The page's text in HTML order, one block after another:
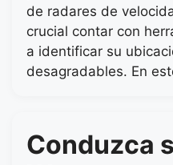
de radares de
crucial contar con
a identificar su
desagradables. En
Conduzca